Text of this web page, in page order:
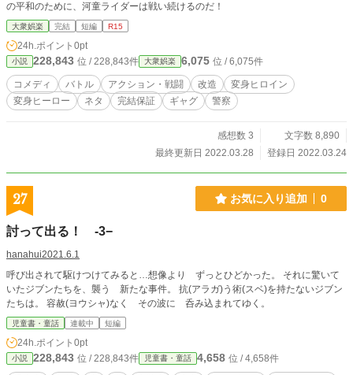
の平和のために、河童ライダーは戦い続けるのだ！
大衆娯楽 完結 短編 R15
24h.ポイント 0pt
小説 228,843 位 / 228,843件 大衆娯楽 6,075 位 / 6,075件
コメディ バトル アクション・戦闘 改造
変身ヒロイン
変身ヒーロー
ネタ 完結保証 ギャグ 警察
感想数 3
文字数 8,890
最終更新日 2022.03.28
登録日 2022.03.24
27 お気に入り追加 0
討って出る！ -3−
hanahui2021.6.1
呼び出されて駆けつけてみると…想像より ずっとひどかった。 それに驚いて
いたジブンたちを、襲う 新たな事件。 抗(アラガ)う術(スベ)を持たないジブン
たちは。 容赦(ヨウシャ)なく その波に 呑み込まれてゆく。
児童書・童話 連載中 短編
24h.ポイント 0pt
小説 228,843 位 / 228,843件 児童書・童話 4,658 位 / 4,658件